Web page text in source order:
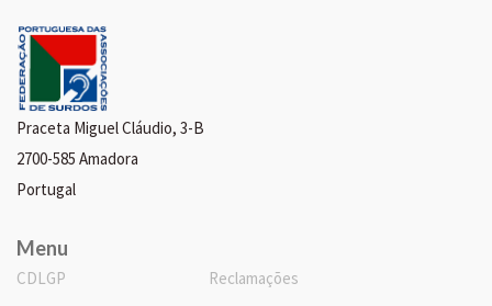
Praceta Miguel Cláudio, 3-B
2700-585 Amadora
Portugal
Menu
CDLGP
Reclamações